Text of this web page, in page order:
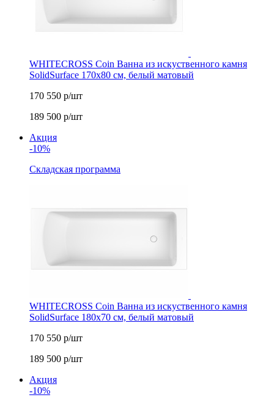
WHITECROSS Coin Ванна из искуственного камня
SolidSurface 170x80 см, белый матовый
170 550 р/шт
189 500 р/шт
Акция
-10%
Складская программа
WHITECROSS Coin Ванна из искуственного камня
SolidSurface 180x70 см, белый матовый
170 550 р/шт
189 500 р/шт
Акция
-10%